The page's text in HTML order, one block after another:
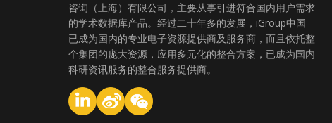
咨询（上海）有限公司，主要从事引进符合国内用户需求
的学术数据库产品。经过二十年多的发展，iGroup中国
已成为国内的专业电子资源提供商及服务商，而且依托整
个集团的庞大资源，应用多元化的整合方案，已成为国内
科研资讯服务的整合服务提供商。